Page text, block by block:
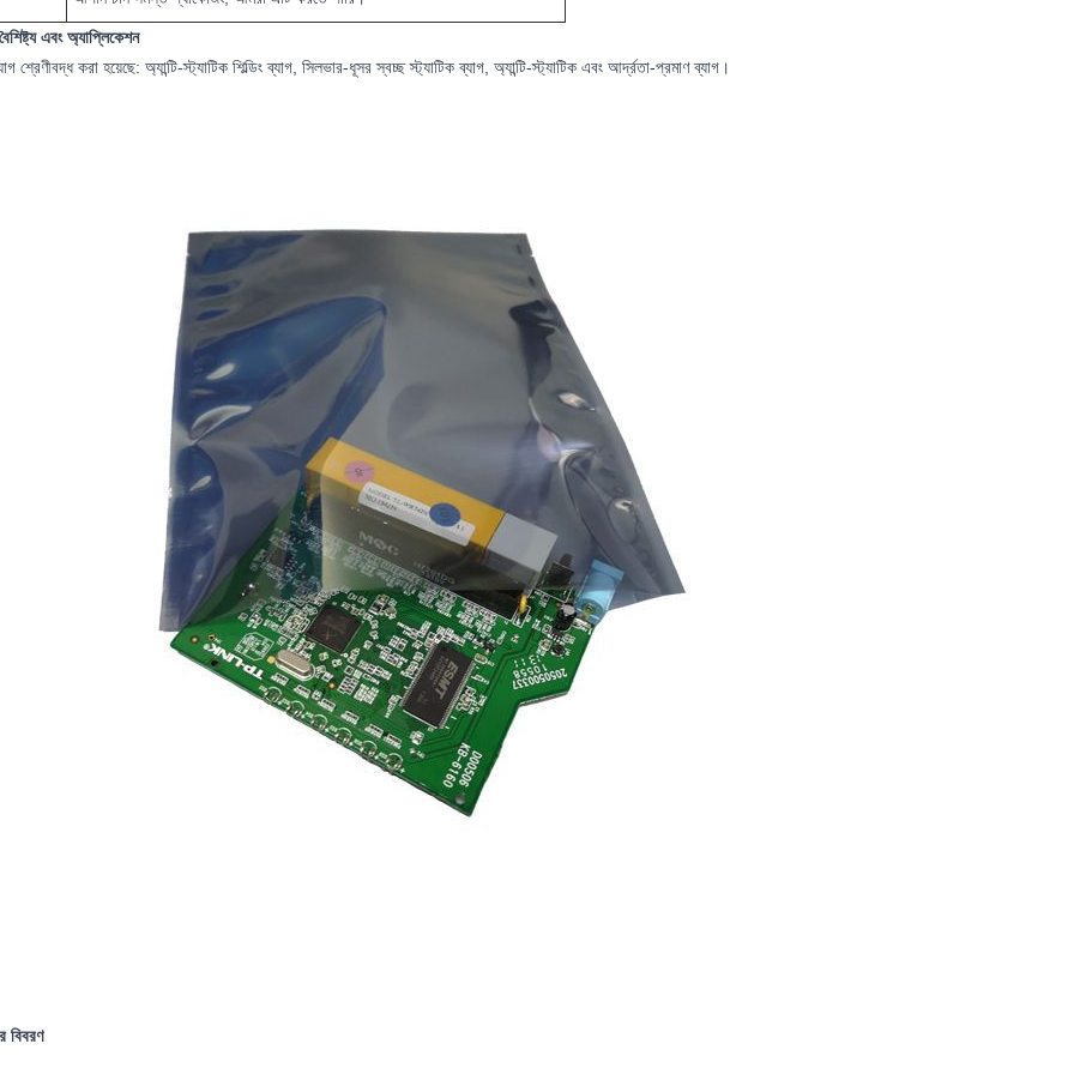
এবং অ্যাপ্লিকেশন
শ্রেণীবদ্ধ করা হয়েছে: অ্যান্টি-স্ট্যাটিক শিল্ডিং ব্যাগ, সিলভার-ধূসর স্বচ্ছ স্ট্যাটিক ব্যাগ, অ্যান্টি-স্ট্যাটিক এবং আর্দ্রতা-প্রমাণ ব্যাগ।
বিবরণ